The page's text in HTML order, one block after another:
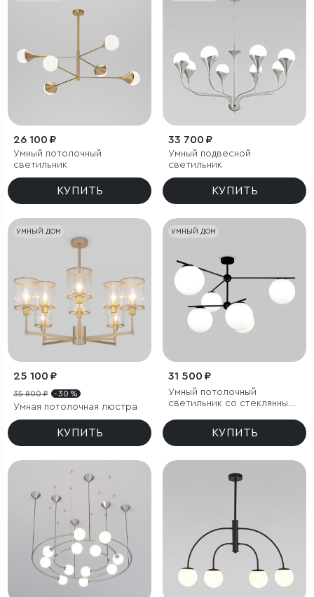
26 100 ₽
Умный потолочный
светильник
КУПИТЬ
33 700 ₽
Умный подвесной
светильник
КУПИТЬ
УМНЫЙ ДОМ
25 100 ₽
35 800 ₽ - 30 %
Умная потолочная люстра
КУПИТЬ
УМНЫЙ ДОМ
31 500 ₽
Умный потолочный
светильник со стеклянными
КУПИТЬ